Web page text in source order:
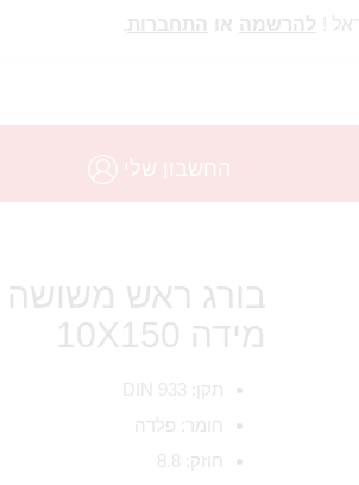
! להרשמה או התחברות.
החשבון שלי
מידה 10X150
תקן: DIN 933
חומר: פלדה
חוזק: 8.8